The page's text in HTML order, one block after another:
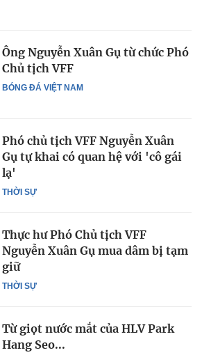
BÓNG ĐÁ VIỆT NAM
Ông Nguyễn Xuân Gụ từ chức Phó
Chủ tịch VFF
THỜI SỰ
Phó chủ tịch VFF Nguyễn Xuân
Gụ tự khai có quan hệ với 'cô gái
lạ'
THỜI SỰ
Thực hư Phó Chủ tịch VFF
Nguyễn Xuân Gụ mua dâm bị tạm
giữ
Từ giọt nước mắt của HLV Park
Hang Seo...